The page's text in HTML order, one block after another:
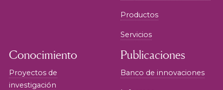
Productos
Servicios
Conocimiento
Proyectos de
investigación
Publicaciones
Banco de innovaciones